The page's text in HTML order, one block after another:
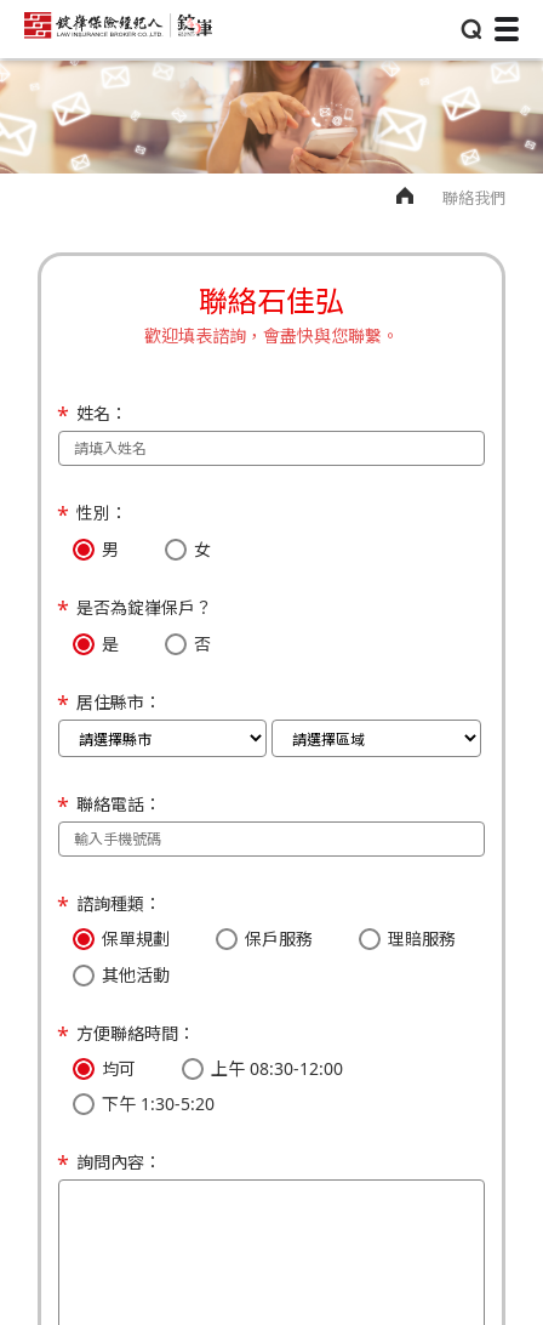
⌕
聯絡我們
聯絡石佳弘
歡迎填表諮詢，會盡快與您聯繫。
姓名：
性別：
男
女
是否為錠嵂保戶？
是
否
居住縣市：
聯絡電話：
諮詢種類：
保單規劃
保戶服務
理賠服務
其他活動
方便聯絡時間：
均可
上午 08:30-12:00
下午 1:30-5:20
詢問內容：